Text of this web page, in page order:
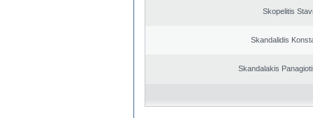
Skopelitis
Skandalidis
Skandalakis